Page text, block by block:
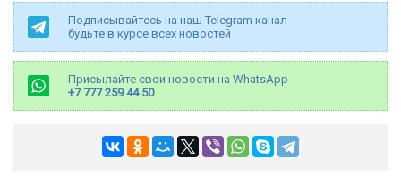
Подписывайтесь на наш Telegram канал -
будьте в курсе всех новостей
Присылайте свои новости на WhatsApp
+7 777 259 44 50